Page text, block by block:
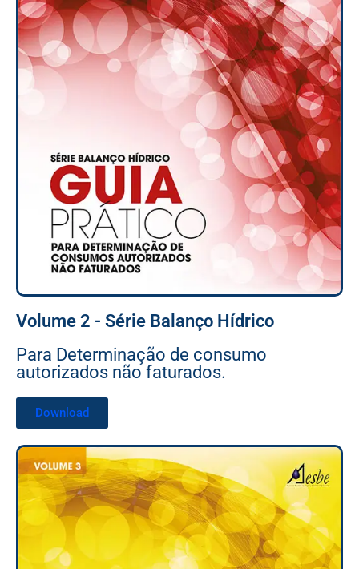
Volume 2 - Série Balanço Hídrico
Para Determinação de consumo
autorizados não faturados.
Download